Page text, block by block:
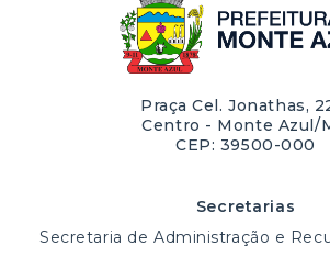
Praça Cel. Jonathas,
Centro - Monte Azul/
CEP: 39500-000
Secretarias
Secretaria de Administração e